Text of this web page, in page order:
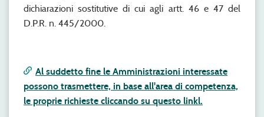
dichiarazioni sostitutive di cui agli artt. 46 e 47 del
D.P.R. n. 445/2000.
Al suddetto fine le Amministrazioni interessate
possono trasmettere, in base all'area di competenza,
le proprie richieste cliccando su questo linkl.